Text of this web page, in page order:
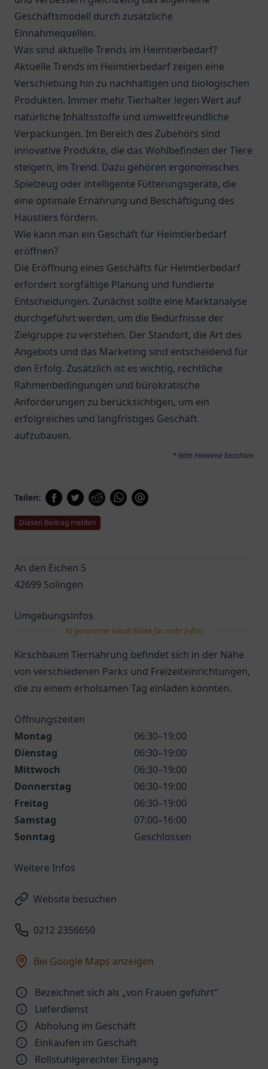
Geschäftsmodell durch zusätzliche
Einnahmequellen.
Was sind aktuelle Trends im Heimtierbedarf?
Aktuelle Trends im Heimtierbedarf zeigen eine
Verschiebung hin zu nachhaltigen und biologischen
Produkten. Immer mehr Tierhalter legen Wert auf
natürliche Inhaltsstoffe und umweltfreundliche
Verpackungen. Im Bereich des Zubehörs sind
innovative Produkte, die das Wohlbefinden der Tiere
steigern, im Trend. Dazu gehören ergonomisches
Spielzeug oder intelligente Fütterungsgeräte, die
eine optimale Ernährung und Beschäftigung des
Haustiers fördern.
Wie kann man ein Geschäft für Heimtierbedarf
eröffnen?
Die Eröffnung eines Geschäfts für Heimtierbedarf
erfordert sorgfältige Planung und fundierte
Entscheidungen. Zunächst sollte eine Marktanalyse
durchgeführt werden, um die Bedürfnisse der
Zielgruppe zu verstehen. Der Standort, die Art des
Angebots und das Marketing sind entscheidend für
den Erfolg. Zusätzlich ist es wichtig, rechtliche
Rahmenbedingungen und bürokratische
Anforderungen zu berücksichtigen, um ein
erfolgreiches und langfristiges Geschäft
aufzubauen.
* Bitte Hinweise beachten
Teilen:
Diesen Beitrag melden
An den Eichen 5
42699 Solingen
Umgebungsinfos
KI generierter Inhalt (klicke für mehr Infos)
Kirschbaum Tiernahrung befindet sich in der Nähe
von verschiedenen Parks und Freizeiteinrichtungen,
die zu einem erholsamen Tag einladen könnten.
Öffnungszeiten
Montag
06:30–19:00
Dienstag
06:30–19:00
Mittwoch
06:30–19:00
Donnerstag
06:30–19:00
Freitag
06:30–19:00
Samstag
07:00–16:00
Sonntag
Geschlossen
Weitere Infos
Website besuchen
0212 2356650
Bei Google Maps anzeigen
Bezeichnet sich als „von Frauen geführt“
Lieferdienst
Abholung im Geschäft
Einkaufen im Geschäft
Rollstuhlgerechter Eingang